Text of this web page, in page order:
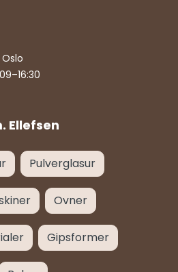
Ellefsen
Pulverglasur
Ovner
Gipsformer